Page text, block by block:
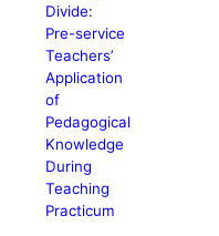
Divide:
Pre-service
Teachers’
Application
of
Pedagogical
Knowledge
During
Teaching
Practicum